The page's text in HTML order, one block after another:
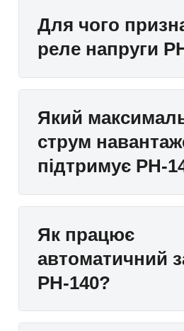
Для чого
реле напруги
Який
струм
підтримує РН-
Як працює
автоматичний
РН-140?